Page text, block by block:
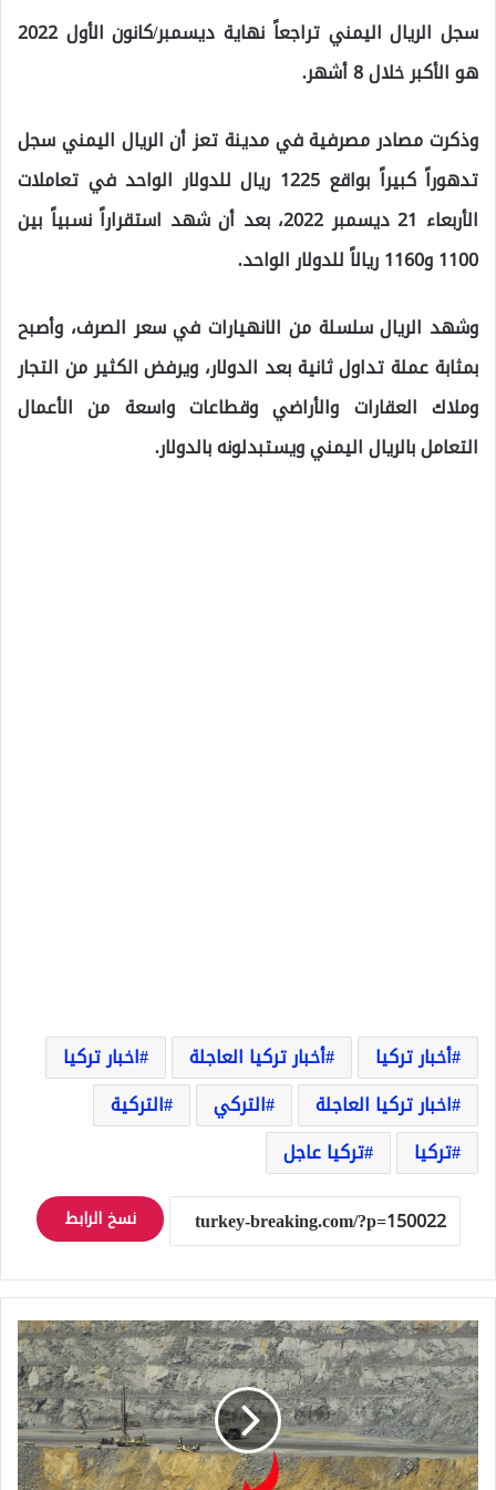
سجل الريال اليمني تراجعاً نهاية ديسمبر/كانون الأول 2022
هو الأكبر خلال 8 أشهر.
وذكرت مصادر مصرفية في مدينة تعز أن الريال اليمني سجل
تدهوراً كبيراً بواقع 1225 ريال للدولار الواحد في تعاملات
الأربعاء 21 ديسمبر 2022، بعد أن شهد استقراراً نسبياً بين
1100 و1160 ريالاً للدولار الواحد.
وشهد الريال سلسلة من الانهيارات في سعر الصرف، وأصبح
بمثابة عملة تداول ثانية بعد الدولار، ويرفض الكثير من التجار
وملاك العقارات والأراضي وقطاعات واسعة من الأعمال
التعامل بالريال اليمني ويستبدلونه بالدولار.
أخبار تركيا أخبار تركيا العاجلة
اخبار تركيا
اخبار تركيا العاجلة
التركي
التركية
تركيا
تركيا عاجل
نسخ الرابط
دول
الغرب
تفتح
أعينها
عليه..
دولة
عربية